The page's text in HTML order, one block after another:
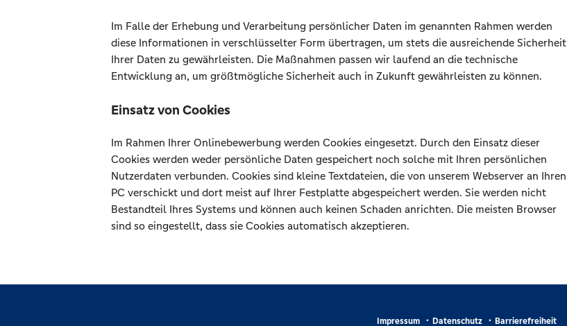
Im Falle der Erhebung und Verarbeitung persönlicher Daten im genannten Rahmen werden
diese Informationen in verschlüsselter Form übertragen, um stets die ausreichende Sicherheit
Ihrer Daten zu gewährleisten. Die Maßnahmen passen wir laufend an die technische
Entwicklung an, um größtmögliche Sicherheit auch in Zukunft gewährleisten zu können.
Einsatz von Cookies
Im Rahmen Ihrer Onlinebewerbung werden Cookies eingesetzt. Durch den Einsatz dieser
Cookies werden weder persönliche Daten gespeichert noch solche mit Ihren persönlichen
Nutzerdaten verbunden. Cookies sind kleine Textdateien, die von unserem Webserver an Ihren
PC verschickt und dort meist auf Ihrer Festplatte abgespeichert werden. Sie werden nicht
Bestandteil Ihres Systems und können auch keinen Schaden anrichten. Die meisten Browser
sind so eingestellt, dass sie Cookies automatisch akzeptieren.
Impressum Datenschutz Barrierefreiheit